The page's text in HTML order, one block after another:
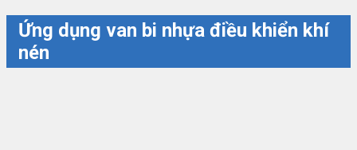
Ứng dụng van bi nhựa điều khiển khí
nén